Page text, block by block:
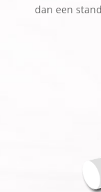
dan een